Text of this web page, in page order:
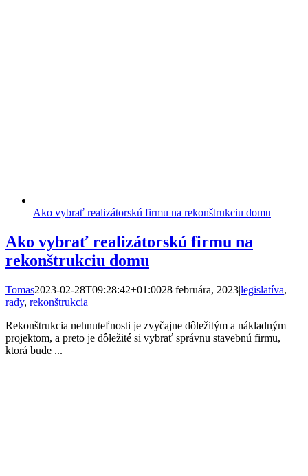
Ako vybrať realizátorskú firmu na rekonštrukciu domu
Ako vybrať realizátorskú firmu na
rekonštrukciu domu
Tomas2023-02-28T09:28:42+01:0028 februára, 2023|legislatíva,
rady, rekonštrukcia|
Rekonštrukcia nehnuteľnosti je zvyčajne dôležitým a nákladným
projektom, a preto je dôležité si vybrať správnu stavebnú firmu,
ktorá bude ...